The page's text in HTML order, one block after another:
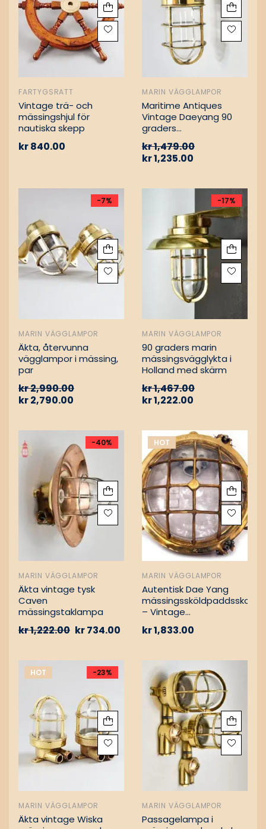
FARTYGSRATT
Vintage trä- och
mässingshjul för
nautiska skepp
kr840.00
MARIN VÄGGLAMPOR
Maritime Antiques
Vintage Daeyang 90
graders
kr1,479.00
kr1,235.00
-7%
MARIN VÄGGLAMPOR
Äkta, återvunna
vägglampor i mässing,
par
kr2,990.00
kr2,790.00
-17%
MARIN VÄGGLAMPOR
90 graders marin
mässingsvägglykta i
Holland med skärm
kr1,467.00
kr1,222.00
-40%
MARIN VÄGGLAMPOR
Äkta vintage tysk
Caven
mässingstaklampa
kr1,222.00 kr734.00
HOT
MARIN VÄGGLAMPOR
Autentisk Dae Yang
– Vintage
kr1,833.00
HOT -23%
MARIN VÄGGLAMPOR
Äkta vintage Wiska
MARIN VÄGGLAMPOR
Passagelampa i